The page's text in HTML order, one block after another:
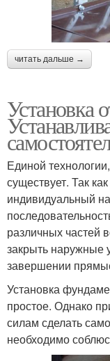
читать дальше →
Установка
Единой
существует. Так
индивидуальный
различных частей
закрыть наружные
завершении
Установка
простое. Однако
силам сделать
необходимо